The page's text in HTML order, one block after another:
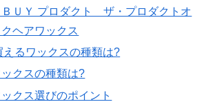
ＢＵＹ プロダクト ザ・プロダクトオ
ヘアワックス
えるワックスの種類は?
クスの種類は?
クス選びのポイント